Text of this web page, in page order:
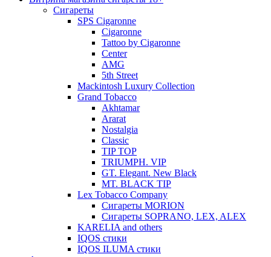
Cигареты
SPS Cigaronne
Сigaronne
Tattoo by Cigaronne
Center
AMG
5th Street
Mackintosh Luxury Collection
Grand Tobacco
Akhtamar
Ararat
Nostalgia
Classic
TIP TOP
TRIUMPH. VIP
GT. Elegant. New Black
MT. BLACK TIP
Lex Tobacco Company
Сигареты MORION
Сигареты SOPRANO, LEX, ALEX
KARELIA and others
IQOS стики
IQOS ILUMA стики